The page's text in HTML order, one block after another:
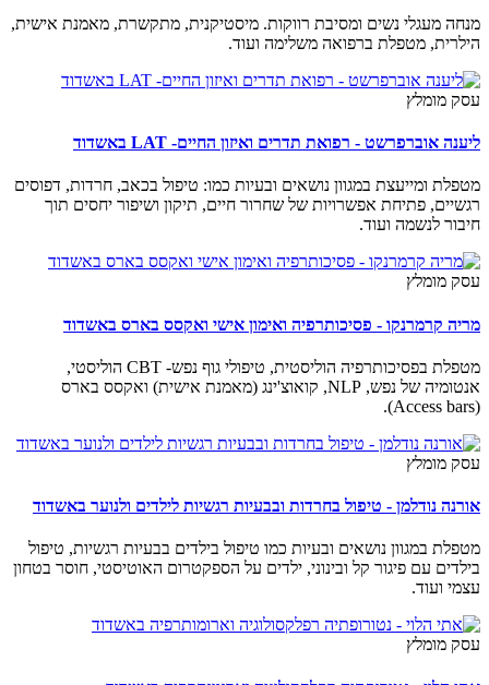
מנחה מעגלי נשים ומסיבת רווקות. מיסטיקנית, מתקשרת, מאמנת אישית,
הילרית, מטפלת ברפואה משלימה ועוד.
עסק מומלץ
ליענה אוברפרשט - רפואת תדרים ואיזון החיים- LAT באשדוד
מטפלת ומייעצת במגוון נושאים ובעיות כמו: טיפול בכאב, חרדות, דפוסים
רגשיים, פתיחת אפשרויות של שחרור חיים, תיקון ושיפור יחסים תוך
חיבור לנשמה ועוד.
עסק מומלץ
מריה קרמרנקו - פסיכותרפיה ואימון אישי ואקסס בארס באשדוד
מטפלת בפסיכותרפיה הוליסטית, טיפולי גוף נפש- CBT הוליסטי,
אנטומיה של נפש, NLP, קואוצ'ינג (מאמנת אישית) ואקסס בארס
(Access bars).
עסק מומלץ
אורנה נודלמן - טיפול בחרדות ובבעיות רגשיות לילדים ולנוער באשדוד
מטפלת במגוון נושאים ובעיות כמו טיפול בילדים בבעיות רגשיות, טיפול
בילדים עם פיגור קל ובינוני, ילדים על הספקטרום האוטיסטי, חוסר בטחון
עצמי ועוד.
עסק מומלץ